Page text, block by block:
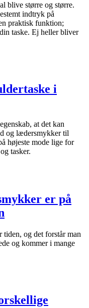
blive større og større.
indtryk på
praktisk funktion;
taske. Ej heller bliver
i
at det kan
og lædersmykker til
højeste mode lige for
tasker.
er på
og det forstår man
og kommer i mange